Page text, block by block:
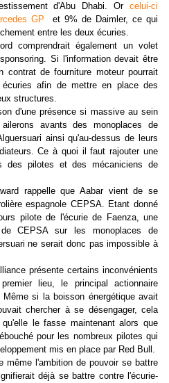
d'Abu Dhabi. Or celui-ci
GP
et 9% de Daimler, ce qui
entre les deux écuries.
comprendrait également un volet
Si l'information devait être
contrat de fourniture moteur pourrait
afin de mettre en place des
structures.
d'une présence si massive au sein
avants des monoplaces de
ainsi qu'au-dessus de leurs
Ce à quoi il faut rajouter une
des pilotes et des mécaniciens de
rappelle que Aabar vient de se
espagnole CEPSA. Etant donné
pilote de l'écurie de Faenza, une
CEPSA sur les monoplaces de
ne serait donc pas impossible à
présente certains inconvénients
lieu, le principal actionnaire
si la boisson énergétique avait
chercher à se désengager, cela
le fasse maintenant alors que
pour les nombreux pilotes qui
mis en place par Red Bull.
même l'ambition de pouvoir se battre
déjà se battre contre l'écurie-